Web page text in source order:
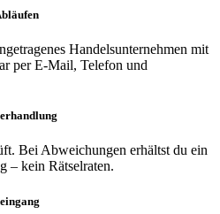
Handelsunternehmen mit
per E-Mail, Telefon und
Bei Abweichungen erhältst du ein
– kein Rätselraten.